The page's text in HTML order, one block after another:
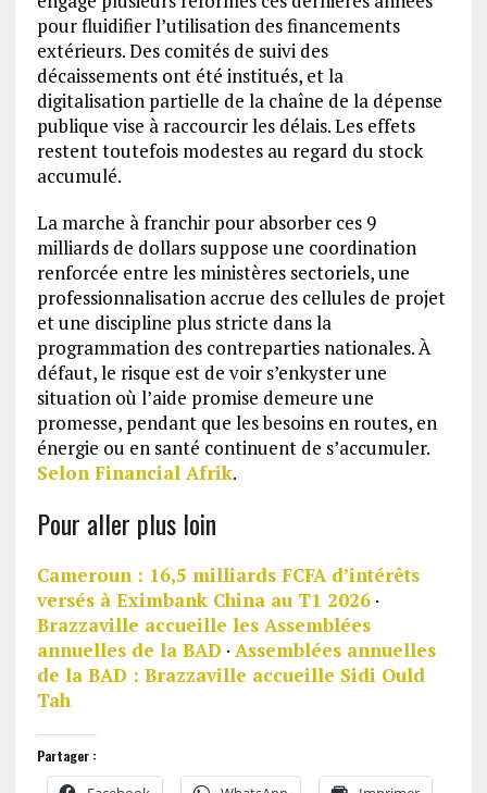
pour fluidifier l’utilisation des financements
extérieurs. Des comités de suivi des
décaissements ont été institués, et la
digitalisation partielle de la chaîne de la dépense
publique vise à raccourcir les délais. Les effets
restent toutefois modestes au regard du stock
accumulé.
La marche à franchir pour absorber ces 9
milliards de dollars suppose une coordination
renforcée entre les ministères sectoriels, une
professionnalisation accrue des cellules de projet
et une discipline plus stricte dans la
programmation des contreparties nationales. À
défaut, le risque est de voir s’enkyster une
situation où l’aide promise demeure une
promesse, pendant que les besoins en routes, en
énergie ou en santé continuent de s’accumuler.
Selon Financial Afrik.
Pour aller plus loin
Cameroun : 16,5 milliards FCFA d’intérêts
versés à Eximbank China au T1 2026·
Brazzaville accueille les Assemblées
annuelles de la BAD · Assemblées annuelles
de la BAD : Brazzaville accueille Sidi Ould
Tah
Partager :